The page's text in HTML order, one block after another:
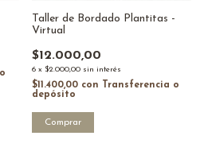
Taller de Bordado Plantitas -
Virtual
$12.000,00
6 x $2.000,00 sin interés
$11.400,00 con
Transferencia o
depósito